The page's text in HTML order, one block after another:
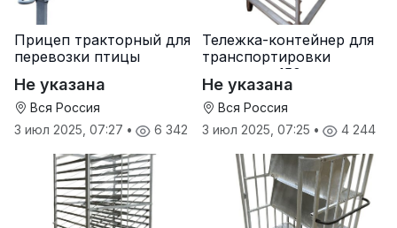
Прицеп тракторный для
перевозки птицы
Не указана
Вся Россия
3 июл 2025, 07:27 • 6 342
Тележка-контейнер для
транспортировки
лотков на 150 яиц
Не указана
Вся Россия
3 июл 2025, 07:25 • 4 244